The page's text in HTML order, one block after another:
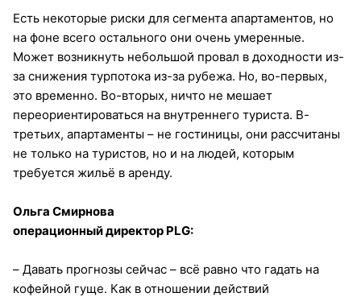
Есть некоторые риски для сегмента апартаментов, но
на фоне всего остального они очень умеренные.
Может возникнуть небольшой провал в доходности из-
за снижения турпотока из-за рубежа. Но, во-первых,
это временно. Во-вторых, ничто не мешает
переориентироваться на внутреннего туриста. В-
третьих, апартаменты – не гостиницы, они рассчитаны
не только на туристов, но и на людей, которым
требуется жильё в аренду.
Ольга Смирнова
операционный директор PLG:
– Давать прогнозы сейчас – всё равно что гадать на
кофейной гуще. Как в отношении действий